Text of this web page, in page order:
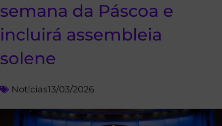
semana da Páscoa e
incluirá assembleia
solene
Notícias13/03/2026